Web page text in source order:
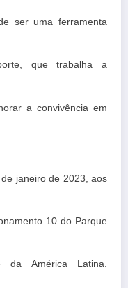
ser uma ferramenta
que trabalha a
a convivência em
janeiro de 2023, aos
10 do Parque
da América Latina.